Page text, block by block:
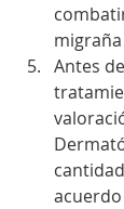
Antes